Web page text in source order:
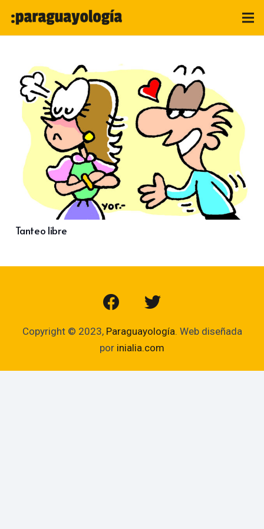
Tanteo libre
Copyright © 2023, Paraguayología. Web diseñada
por inialia.com